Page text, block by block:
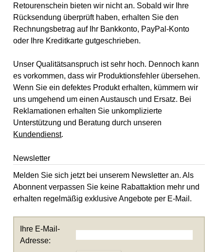
Retourenschein bieten wir nicht an. Sobald wir Ihre
Rücksendung überprüft haben, erhalten Sie den
Rechnungsbetrag auf Ihr Bankkonto, PayPal-Konto
oder Ihre Kreditkarte gutgeschrieben.
Unser Qualitätsanspruch ist sehr hoch. Dennoch kann
es vorkommen, dass wir Produktionsfehler übersehen.
Wenn Sie ein defektes Produkt erhalten, kümmern wir
uns umgehend um einen Austausch und Ersatz. Bei
Reklamationen erhalten Sie unkomplizierte
Unterstützung und Beratung durch unseren
Kundendienst.
Newsletter
Melden Sie sich jetzt bei unserem Newsletter an. Als
Abonnent verpassen Sie keine Rabattaktion mehr und
erhalten regelmäßig exklusive Angebote per E-Mail.
Ihre E-Mail-
Adresse: